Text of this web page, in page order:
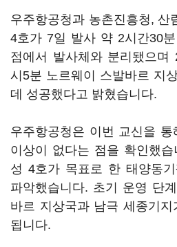
우주항공청과 농촌진흥청, 산
4호가 7일 발사 약 2시간30
점에서 발사체와 분리됐으
시5분 노르웨이 스발바르 지
데 성공했다고 밝혔습니다.
우주항공청은 이번 교신을 통
이상이 없다는 점을 확인했습
성 4호가 목표로 한 태양동
파악했습니다. 초기 운영 단
바르 지상국과 남극 세종기
됩니다.